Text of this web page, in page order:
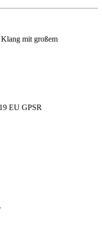
mit großem
EU GPSR